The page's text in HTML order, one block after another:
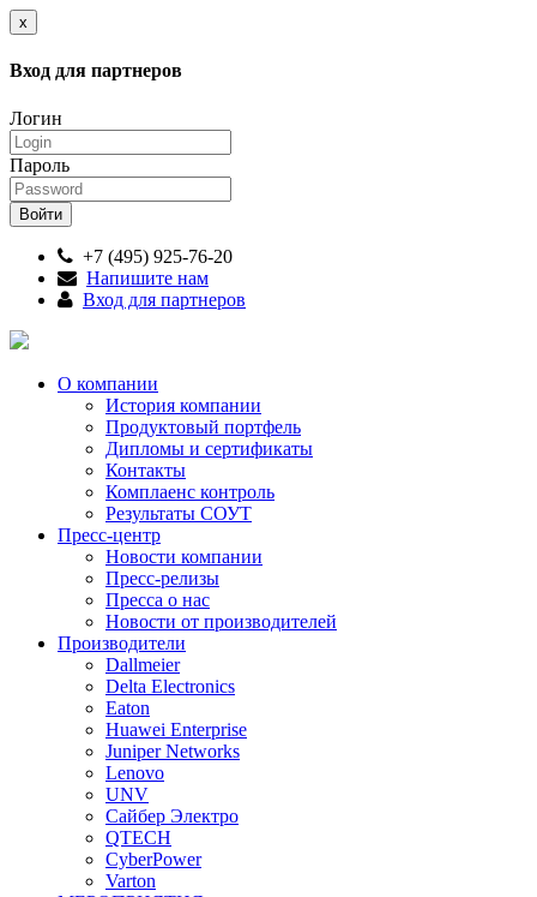
x
Вход для партнеров
Логин
Пароль
+7 (495) 925-76-20
Напишите нам
Вход для партнеров
О компании
История компании
Продуктовый портфель
Дипломы и сертификаты
Контакты
Комплаенс контроль
Результаты СОУТ
Пресс-центр
Новости компании
Пресс-релизы
Пресса о нас
Новости от производителей
Производители
Dallmeier
Delta Electronics
Eaton
Huawei Enterprise
Juniper Networks
Lenovo
UNV
Сайбер Электро
QTECH
CyberPower
Varton